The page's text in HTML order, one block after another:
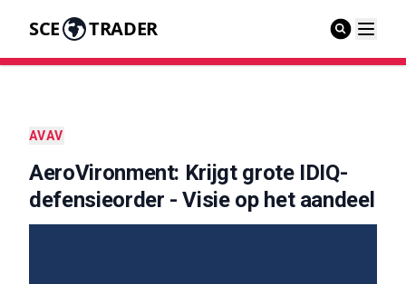
SCE TRADER
AVAV
AeroVironment: Krijgt grote IDIQ-
defensieorder - Visie op het aandeel